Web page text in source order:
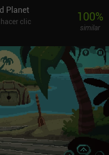
sin personalidad. Aun así,
desconocido que, de
de Lila. Tardamos
nos deja a nosotros y a los
personas recuerdan los
yo, no tienes ni idea de qué
juego, debes saber que esa
Sale es un
extraño, y
Pero a pesar de su
temas importantes
y en general es una
Planet
clic
100%
similar